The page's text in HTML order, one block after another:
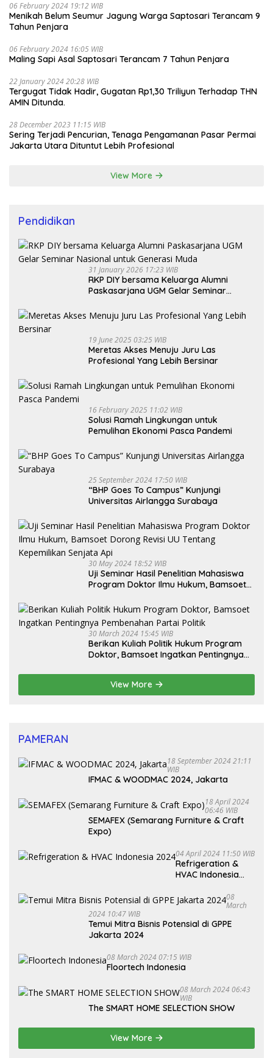
06 February 2024 19:12 WIB
Menikah Belum Seumur Jagung Warga Saptosari Terancam 9
Tahun Penjara
06 February 2024 16:05 WIB
Maling Sapi Asal Saptosari Terancam 7 Tahun Penjara
22 January 2024 20:28 WIB
Tergugat Tidak Hadir, Gugatan Rp1,30 Triliyun Terhadap THN
AMIN Ditunda.
28 December 2023 11:15 WIB
Sering Terjadi Pencurian, Tenaga Pengamanan Pasar Permai
Jakarta Utara Dituntut Lebih Profesional
View More
Pendidikan
31 January 2026 17:23 WIB
RKP DIY bersama Keluarga Alumni
Paskasarjana UGM Gelar Seminar
19 June 2025 03:25 WIB
Meretas Akses Menuju Juru Las
Profesional Yang Lebih Bersinar
16 February 2025 11:02 WIB
Solusi Ramah Lingkungan untuk
Pemulihan Ekonomi Pasca Pandemi
25 September 2024 17:50 WIB
“BHP Goes To Campus” Kunjungi
Universitas Airlangga Surabaya
30 May 2024 18:52 WIB
Uji Seminar Hasil Penelitian Mahasiswa
Program Doktor Ilmu Hukum, Bamsoet
Senjata Api
30 March 2024 15:45 WIB
Berikan Kuliah Politik Hukum Program
Doktor, Bamsoet Ingatkan Pentingnya
View More
PAMERAN
18 September 2024 21:11
WIB
IFMAC & WOODMAC 2024, Jakarta
18 April 2024
06:46 WIB
SEMAFEX (Semarang Furniture & Craft
Expo)
04 April 2024 11:50 WIB
Refrigeration &
HVAC Indonesia
08
March
2024 10:47 WIB
Temui Mitra Bisnis Potensial di GPPE
Jakarta 2024
08 March 2024 07:15 WIB
Floortech Indonesia
08 March 2024 06:43
WIB
The SMART HOME SELECTION SHOW
View More